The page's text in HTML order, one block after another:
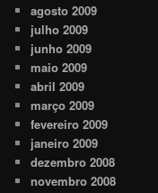
agosto 2009
julho 2009
junho 2009
maio 2009
abril 2009
março 2009
fevereiro 2009
janeiro 2009
dezembro 2008
novembro 2008